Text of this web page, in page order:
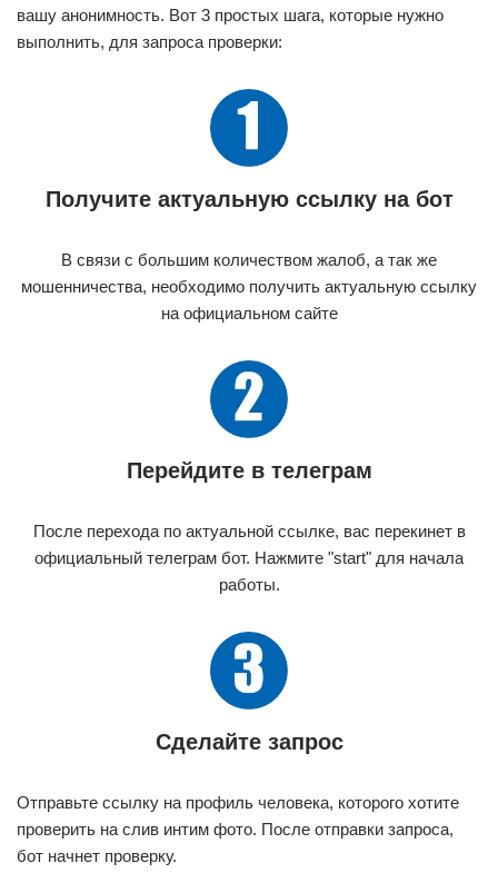
вашу анонимность. Вот 3 простых шага, которые нужно
выполнить, для запроса проверки:
Получите актуальную ссылку на бот
В связи с большим количеством жалоб, а так же
мошенничества, необходимо получить актуальную ссылку
на официальном сайте
Перейдите в телеграм
После перехода по актуальной ссылке, вас перекинет в
официальный телеграм бот. Нажмите "start" для начала
работы.
Сделайте запрос
Отправьте ссылку на профиль человека, которого хотите
проверить на слив интим фото. После отправки запроса,
бот начнет проверку.